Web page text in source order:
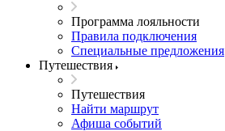
Программа лояльности
Правила подключения
Специальные предложения
Путешествия
Путешествия
Найти маршрут
Афиша событий